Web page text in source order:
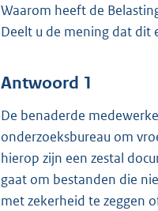
Waarom heeft de
Deelt u de mening dat dit
Antwoord 1
De benaderde
onderzoeksbureau om
hierop zijn een zestal
gaat om bestanden die
met zekerheid te zeggen